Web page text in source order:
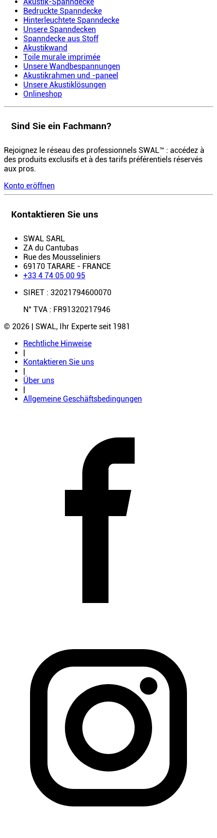
Bedruckte Spanndecke
Hinterleuchtete Spanndecke
Unsere Spanndecken
Spanndecke aus Stoff
Akustikwand
Toile murale imprimée
Unsere Wandbespannungen
Akustikrahmen und -paneel
Unsere Akustiklösungen
Onlineshop
Sind Sie ein Fachmann?
Rejoignez le réseau des professionnels SWAL™ : accédez à
des produits exclusifs et à des tarifs préférentiels réservés
aux pros.
Konto eröffnen
Kontaktieren Sie uns
SWAL SARL
ZA du Cantubas
Rue des Mousseliniers
69170 TARARE - FRANCE
+33 4 74 05 00 95
SIRET : 32021794600070
N° TVA : FR91320217946
© 2026 | SWAL, Ihr Experte seit 1981
Rechtliche Hinweise
|
Kontaktieren Sie uns
|
Über uns
|
Allgemeine Geschäftsbedingungen